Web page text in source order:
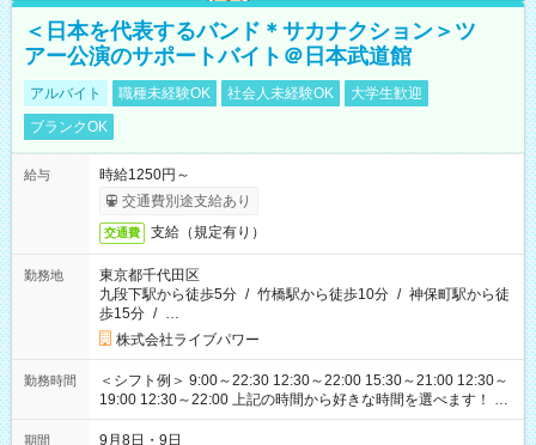
＜日本を代表するバンド＊サカナクション＞ツ
アー公演のサポートバイト＠日本武道館
アルバイト 職種未経験OK 社会人未経験OK
大学生歓迎
ブランクOK
給与
時給1250円～
交通費別途支給あり
交通費 支給（規定有り）
勤務地
東京都千代田区
九段下駅から徒歩5分 / 竹橋駅から徒歩10分 / 神保町駅から徒
歩15分 / …
株式会社ライブパワー
勤務時間
＜シフト例＞ 9:00～22:30 12:30～22:00 15:30～21:00 12:30～
19:00 12:30～22:00 上記の時間から好きな時間を選べます！ ※
時間は変更となる可能性があります
期間 9月8日・9日